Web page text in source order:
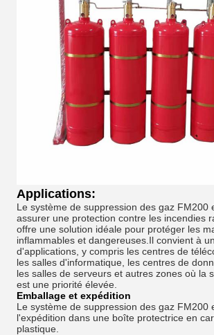
Applications:
Le système de suppression des gaz FM200
assurer une protection contre les incendies
offre une solution idéale pour protéger les
inflammables et dangereuses.Il convient à
d'applications, y compris les centres de
les salles d'informatique, les centres de
les salles de serveurs et autres zones où la
est une priorité élevée.
Emballage et expédition
Le système de suppression des gaz FM200
l'expédition dans une boîte protectrice en
plastique.